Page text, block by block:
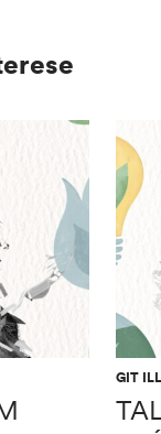
GIT